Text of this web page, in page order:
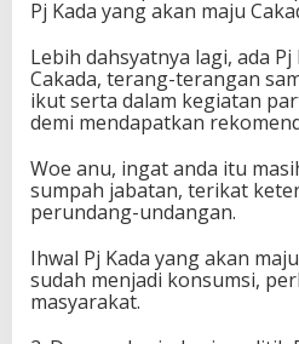
Pj Kada yang akan maju
Lebih dahsyatnya lagi, ada
Cakada, terang-terangan
ikut serta dalam kegiatan
demi mendapatkan
Woe anu, ingat anda itu
sumpah jabatan, terikat
perundang-undangan.
Ihwal Pj Kada yang akan
sudah menjadi konsumsi,
masyarakat.